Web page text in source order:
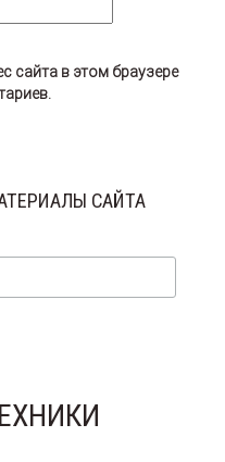
сайта в этом браузере
САЙТА